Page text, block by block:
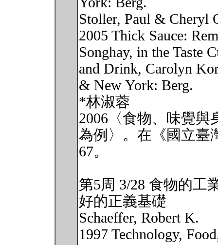
Stoller, Paul & Cheryl
2005 Thick Sauce:
Songhay, in the Taste
and Drink, Carolyn
& New York: Berg.
*林淑蓉
2006〈食物、味覺
為例〉。在《國立臺
67。
第5周 3/28 食物的工
好的正義基礎
Schaeffer, Robert K.
1997 Technology,